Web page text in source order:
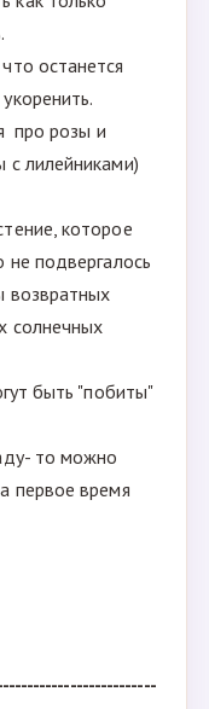
не
Грунт?
с почками и
как только
останется
про розы и
лилейниками)
которое
подвергалось